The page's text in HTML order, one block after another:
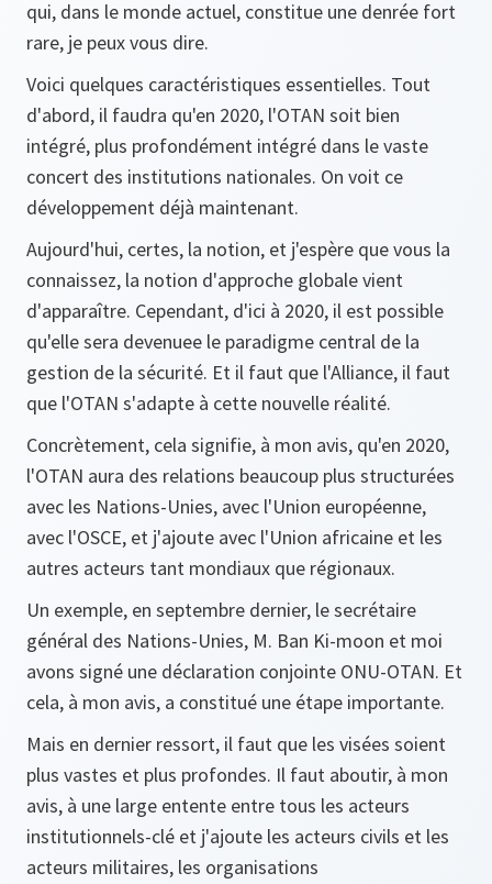
qui, dans le monde actuel, constitue une denrée fort
rare, je peux vous dire.
Voici quelques caractéristiques essentielles. Tout
d'abord, il faudra qu'en 2020, l'OTAN soit bien
intégré, plus profondément intégré dans le vaste
concert des institutions nationales. On voit ce
développement déjà maintenant.
Aujourd'hui, certes, la notion, et j'espère que vous la
connaissez, la notion d'approche globale vient
d'apparaître. Cependant, d'ici à 2020, il est possible
qu'elle sera devenuee le paradigme central de la
gestion de la sécurité. Et il faut que l'Alliance, il faut
que l'OTAN s'adapte à cette nouvelle réalité.
Concrètement, cela signifie, à mon avis, qu'en 2020,
l'OTAN aura des relations beaucoup plus structurées
avec les Nations-Unies, avec l'Union européenne,
avec l'OSCE, et j'ajoute avec l'Union africaine et les
autres acteurs tant mondiaux que régionaux.
Un exemple, en septembre dernier, le secrétaire
général des Nations-Unies, M. Ban Ki-moon et moi
avons signé une déclaration conjointe ONU-OTAN. Et
cela, à mon avis, a constitué une étape importante.
Mais en dernier ressort, il faut que les visées soient
plus vastes et plus profondes. Il faut aboutir, à mon
avis, à une large entente entre tous les acteurs
institutionnels-clé et j'ajoute les acteurs civils et les
acteurs militaires, les organisations